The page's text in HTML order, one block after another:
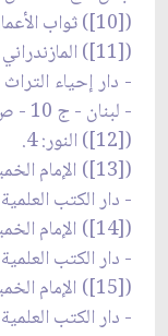
([10]) ثواب الأعمال - الشيخ الصدوق - ص 247.
([11])
- دار إحياء
- لبنان - ج 10 - ص 4.
([12]) النور: 4.
([13]) الإمام
- دار الكتب العلمية
([14]) الإمام
- دار الكتب العلمية
([15]) الإمام
- دار الكتب العلمية